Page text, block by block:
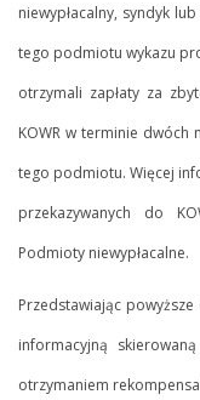
niewypłacalny, syndyk
tego podmiotu wykazu
otrzymali zapłaty za
KOWR w terminie dwóch
tego podmiotu. Więcej
przekazywanych do
Podmioty niewypłacalne.
Przedstawiając
informacyjną
otrzymaniem